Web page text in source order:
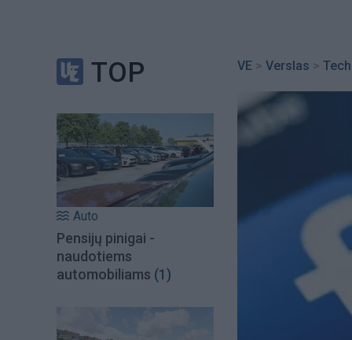
TOP
Auto
Pensijų pinigai -
naudotiems
automobiliams (1)
VE > Verslas >